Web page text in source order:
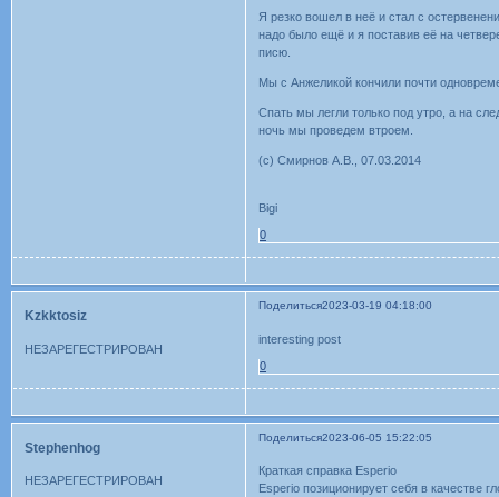
Я резко вошел в неё и стал с
надо было ещё и я поставив её на
писю.
Мы с Анжеликой кончили почти
Спать мы легли только под утро, а на
ночь мы проведем втроем.
(c) Смирнов А.В., 07.03.2014
Bigi
0
Поделиться2023-03-19 04:18:00
Kzkktosiz
НЕЗАРЕГЕСТРИРОВАН
interesting post
0
Поделиться2023-06-05 15:22:05
Stephenhog
НЕЗАРЕГЕСТРИРОВАН
Краткая справка Esperio
Esperio позиционирует себя в качестве